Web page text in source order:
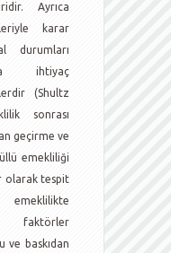
Ayrıca
karar
durumları
ihtiyaç
(Shultz
sonrası
geçirme ve
emekliliği
olarak tespit
faktörler
ve baskıdan